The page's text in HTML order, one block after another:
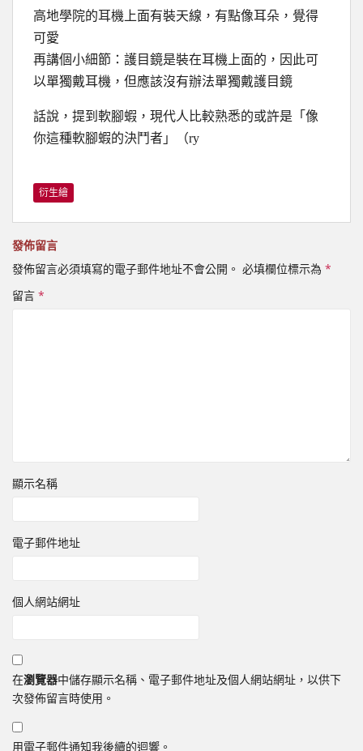
高地學院的耳機上面有裝天線，有點像耳朵，覺得
可愛
再講個小細節：護目鏡是裝在耳機上面的，因此可
以單獨戴耳機，但應該沒有辦法單獨戴護目鏡
話說，提到軟腳蝦，現代人比較熟悉的或許是「像
你這種軟腳蝦的決鬥者」（ry
衍生繪
發佈留言
發佈留言必須填寫的電子郵件地址不會公開。 必填欄位標示為 *
留言 *
顯示名稱
電子郵件地址
個人網站網址
在瀏覽器中儲存顯示名稱、電子郵件地址及個人網站網址，以供下
次發佈留言時使用。
用電子郵件通知我後續的迴響。